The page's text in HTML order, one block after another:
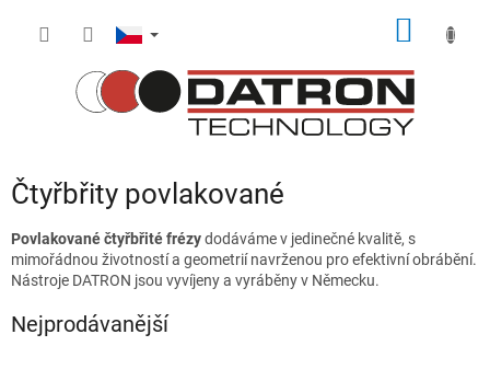
Čtyřbřity povlakované
Povlakované čtyřbřité frézydodáváme v jedinečné kvalitě, s
mimořádnou životností a geometrií navrženou pro efektivní obrábění.
Nástroje DATRON jsou vyvíjeny a vyráběny v Německu.
Nejprodávanější